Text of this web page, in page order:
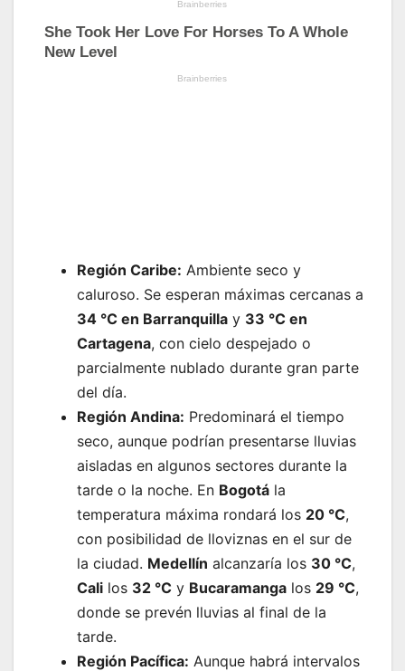
Región Caribe: Ambiente seco y
caluroso. Se esperan máximas cercanas a
34 °C en Barranquilla y 33 °C en
Cartagena, con cielo despejado o
parcialmente nublado durante gran parte
del día.
Región Andina: Predominará el tiempo
seco, aunque podrían presentarse lluvias
aisladas en algunos sectores durante la
tarde o la noche. En Bogotá la
temperatura máxima rondará los 20 °C,
con posibilidad de lloviznas en el sur de
la ciudad. Medellín alcanzaría los 30 °C,
Cali los 32 °C y Bucaramanga los 29 °C,
donde se prevén lluvias al final de la
tarde.
Región Pacífica: Aunque habrá intervalos